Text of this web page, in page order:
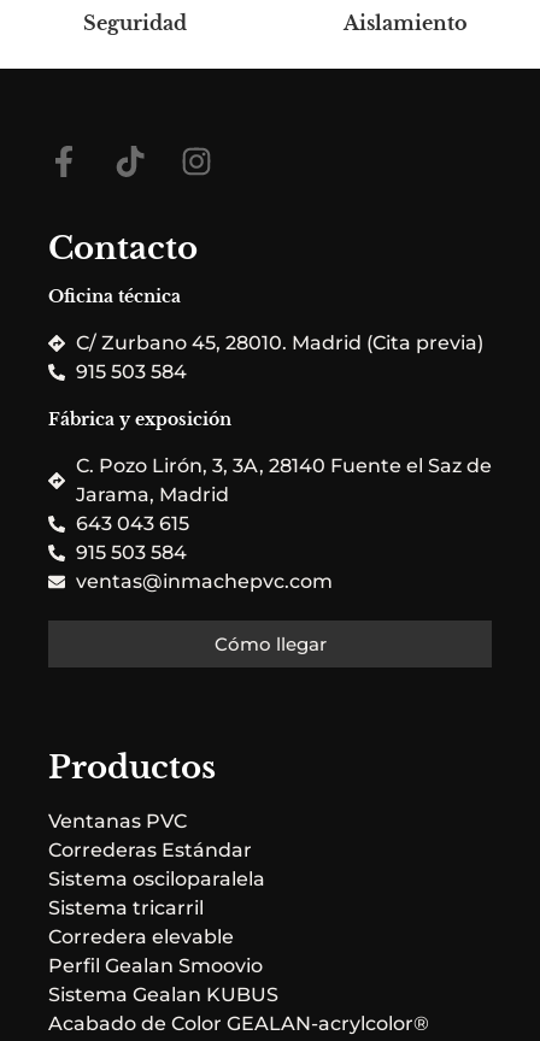
Seguridad Aislamiento
Contacto
Oficina técnica
C/ Zurbano 45, 28010. Madrid (Cita previa)
915 503 584
Fábrica y exposición
C. Pozo Lirón, 3, 3A, 28140 Fuente el Saz de
Jarama, Madrid
643 043 615
915 503 584
ventas@inmachepvc.com
Cómo llegar
Productos
Ventanas PVC
Correderas Estándar
Sistema osciloparalela
Sistema tricarril
Corredera elevable
Perfil Gealan Smoovio
Sistema Gealan KUBUS
Acabado de Color GEALAN-acrylcolor®